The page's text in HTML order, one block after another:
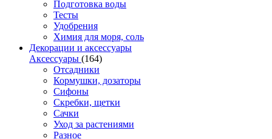
Подготовка воды
Тесты
Удобрения
Химия для моря, соль
Декорации и аксессуары
Аксессуары (164)
Отсадники
Кормушки, дозаторы
Сифоны
Скребки, щетки
Сачки
Уход за растениями
Разное